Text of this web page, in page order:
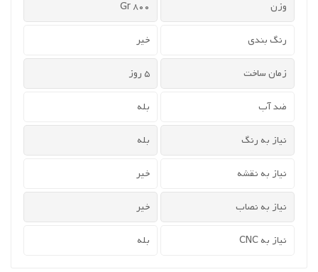
وزن 800 Gr
رنگ بندی خیر
زمان ساخت 5 روز
ضد آب بله
نیاز به رنگ بله
نیاز به نقشه خیر
نیاز به نصاب خیر
نیاز به CNC بله